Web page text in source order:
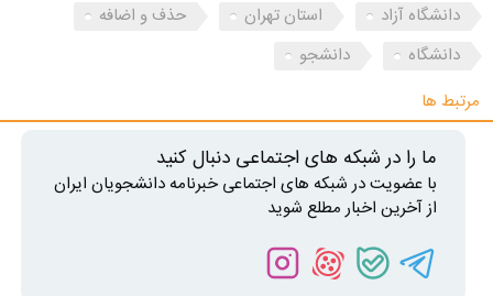
دانشگاه آزاد استان تهران
حذف و اضافه
دانشگاه
دانشجو
مرتبط ها
ما را در شبکه های اجتماعی دنبال کنید
با عضویت در شبکه های اجتماعی خبرنامه دانشجویان ایران
از آخرین اخبار مطلع شوید